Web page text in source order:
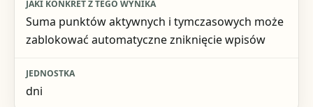
Suma punktów aktywnych i tymczasowych może
zablokować automatyczne zniknięcie wpisów
dni